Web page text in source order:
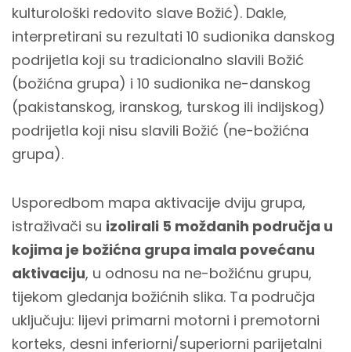
kulturološki redovito slave Božić). Dakle,
interpretirani su rezultati 10 sudionika danskog
podrijetla koji su tradicionalno slavili Božić
(božićna grupa) i 10 sudionika ne-danskog
(pakistanskog, iranskog, turskog ili indijskog)
podrijetla koji nisu slavili Božić (ne-božićna
grupa).
Usporedbom mapa aktivacije dviju grupa,
istraživači su izolirali 5 moždanih područja u
kojima je božićna grupa imala povećanu
aktivaciju, u odnosu na ne-božićnu grupu,
tijekom gledanja božićnih slika. Ta područja
uključuju: lijevi primarni motorni i premotorni
korteks, desni inferiorni/superiorni parijetalni